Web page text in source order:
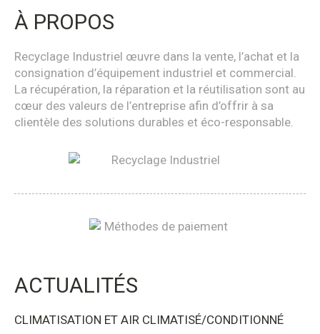
À PROPOS
Recyclage Industriel œuvre dans la vente, l’achat et la
consignation d’équipement industriel et commercial.
La récupération, la réparation et la réutilisation sont au
cœur des valeurs de l’entreprise afin d’offrir à sa
clientèle des solutions durables et éco-responsable.
ACTUALITÉS
CLIMATISATION ET AIR CLIMATISÉ/CONDITIONNÉ